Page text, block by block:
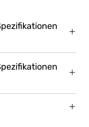
Sek./A1